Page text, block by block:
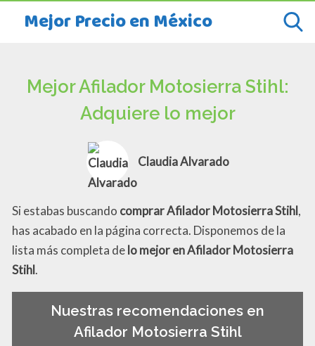
Mejor Precio en México
Mejor Afilador Motosierra Stihl:
Adquiere lo mejor
Claudia Alvarado
Si estabas buscando comprar Afilador Motosierra Stihl,
has acabado en la página correcta. Disponemos de la
lista más completa delo mejor en Afilador Motosierra
Stihl.
Nuestras recomendaciones en
Afilador Motosierra Stihl